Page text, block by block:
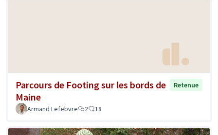
Parcours de Footing sur les bords de
Maine
Retenue
Armand Lefebvre 2 18